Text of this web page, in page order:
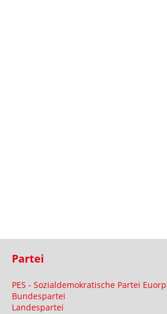
Partei
PES - Sozialdemokratische Partei
Bundespartei
Landespartei